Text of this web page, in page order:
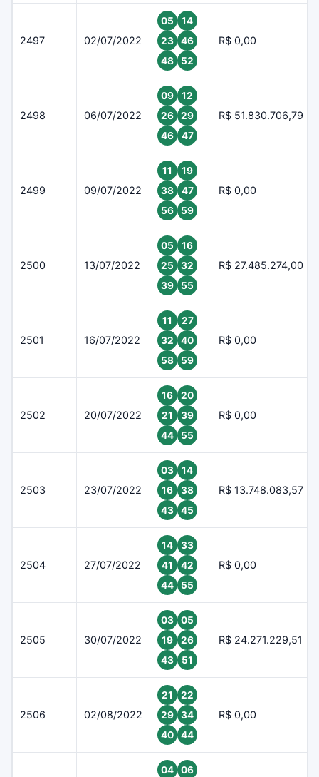
2497 02/07/2022
05
14
23
46
48
52
R$ 0,00
2498 06/07/2022
09
12
26
29
46
47
R$ 51.830.706,79
2499 09/07/2022
11
19
38
47
56
59
R$ 0,00
2500 13/07/2022
05
16
25
32
39
55
R$ 27.485.274,00
2501 16/07/2022
11
27
32
40
58
59
R$ 0,00
2502 20/07/2022
16
20
21
39
44
55
R$ 0,00
2503 23/07/2022
03
14
16
38
43
45
R$ 13.748.083,57
2504 27/07/2022
14
33
41
42
44
55
R$ 0,00
2505 30/07/2022
03
05
19
26
43
51
R$ 24.271.229,51
2506 02/08/2022
21
22
29
34
40
44
R$ 0,00
04
06